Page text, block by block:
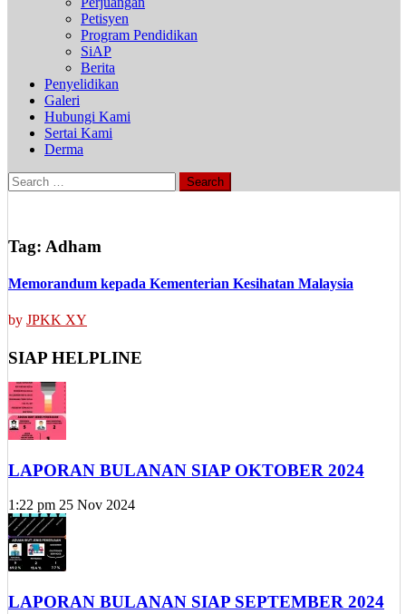
Petisyen
Program Pendidikan
SiAP
Berita
Penyelidikan
Galeri
Hubungi Kami
Sertai Kami
Derma
Search
for:
Tag: Adham
Memorandum kepada Kementerian Kesihatan Malaysia
by JPKK XY
SIAP HELPLINE
LAPORAN BULANAN SIAP OKTOBER 2024
1:22 pm 25 Nov 2024
LAPORAN BULANAN SIAP SEPTEMBER 2024